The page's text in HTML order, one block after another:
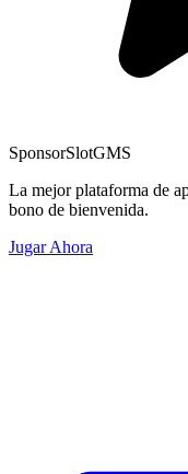
SponsorSlotGMS
La mejor plataforma de
bono de bienvenida.
Jugar Ahora